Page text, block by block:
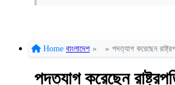
Home বাংলাদেশ » » পদত্যাগ করেছেন
পদত্যাগ করেছেন